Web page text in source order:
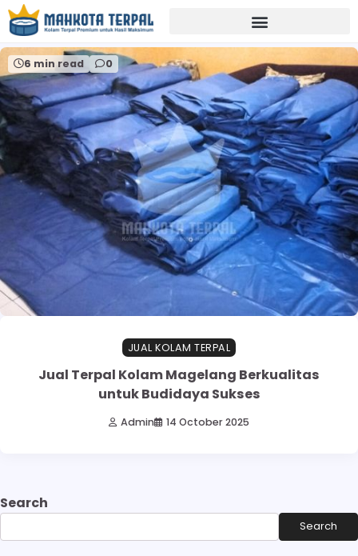
Home kolam terpal lele magelang
6 min read 0
JUAL KOLAM TERPAL
Jual Terpal Kolam Magelang Berkualitas
untuk Budidaya Sukses
Admin 14 October 2025
Search
Search